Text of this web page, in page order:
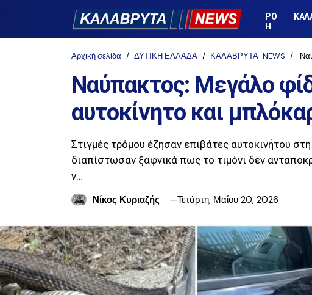
ΡΟ
Η
Αρχική σελίδα ΔΥΤΙΚΗ ΕΛΛΑΔΑ ΚΑΛΑΒΡΥΤΑ-NEWS
Ναύπακτος: Μεγάλο
αυτοκίνητο και
Στιγμές τρόμου έζησαν επιβάτες αυτοκινήτου
διαπίστωσαν ξαφνικά πως το τιμόνι δεν
ν…
Νίκος Κυριαζής
Τετάρτη, Μαΐου 20, 2026